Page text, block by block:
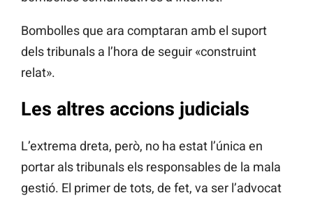
Bombolles que ara comptaran amb el suport
dels tribunals a l’hora de seguir «construint
relat».
Les altres accions judicials
L’extrema dreta, però, no ha estat l’única en
portar als tribunals els responsables de la mala
gestió. El primer de tots, de fet, va ser l’advocat